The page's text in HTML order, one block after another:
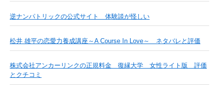
逆ナンパトリックの公式サイト 体験談が怪しい
松井 雄平の恋愛力養成講座～A Course In Love～ ネタバレと評価
株式会社アンカーリンクの正規料金 復縁大学 女性ライト版 評価
とクチコミ